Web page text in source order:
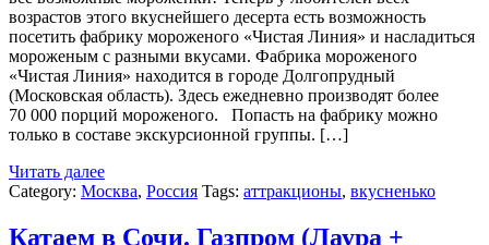
возрастов этого вкуснейшего десерта есть возможность
посетить фабрику мороженого «Чистая Линия» и насладиться
мороженым с разными вкусами. Фабрика мороженого
«Чистая Линия» находится в городе Долгопрудный
(Московская область). Здесь ежедневно производят более
70 000 порций мороженого. Попасть на фабрику можно
только в составе экскурсионной группы. […]
Читать далее
Category: Москва, Россия Tags: аттракционы, вкусненько
Катаем в Сочи. Газпром (Лаура +